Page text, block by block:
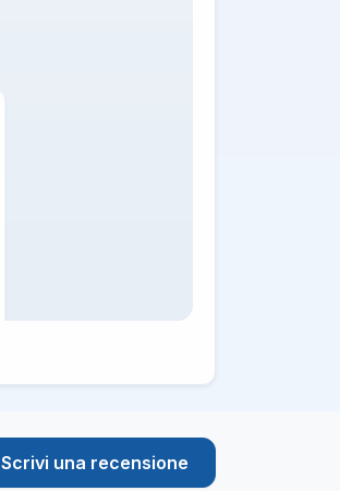
Scrivi una recensione